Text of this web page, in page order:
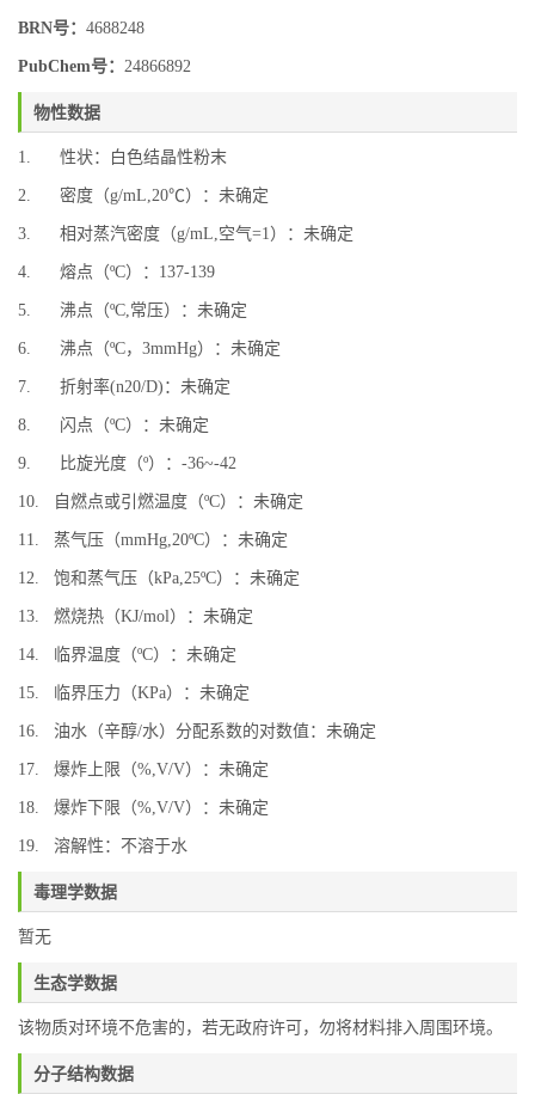
BRN号： 4688248
PubChem号： 24866892
物性数据
1. 性状：白色结晶性粉末
2. 密度（g/mL,20℃）：未确定
3. 相对蒸汽密度（g/mL,空气=1）：未确定
4. 熔点（ºC）：137-139
5. 沸点（ºC,常压）：未确定
6. 沸点（ºC，3mmHg）：未确定
7. 折射率(n20/D)：未确定
8. 闪点（ºC）：未确定
9. 比旋光度（º）：-36~-42
10. 自燃点或引燃温度（ºC）：未确定
11. 蒸气压（mmHg,20ºC）：未确定
12. 饱和蒸气压（kPa,25ºC）：未确定
13. 燃烧热（KJ/mol）：未确定
14. 临界温度（ºC）：未确定
15. 临界压力（KPa）：未确定
16. 油水（辛醇/水）分配系数的对数值：未确定
17. 爆炸上限（%,V/V）：未确定
18. 爆炸下限（%,V/V）：未确定
19. 溶解性：不溶于水
毒理学数据
暂无
生态学数据
该物质对环境不危害的，若无政府许可，勿将材料排入周围环境。
分子结构数据